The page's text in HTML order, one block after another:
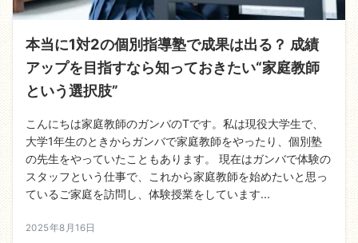
本当に1対2の個別指導塾で成果は出る？ 成績
アップを目指すなら知っておきたい“家庭教師
という選択肢”
こんにちは家庭教師のガンバのTです。私は現役大学生で、
大学1年生のときからガンバで家庭教師をやったり、個別塾
の先生をやっていたこともあります。 現在はガンバで体験の
スタッフという仕事で、これから家庭教師を始めたいと思っ
ているご家庭を訪問し、体験授業をしています...
2025年8月16日